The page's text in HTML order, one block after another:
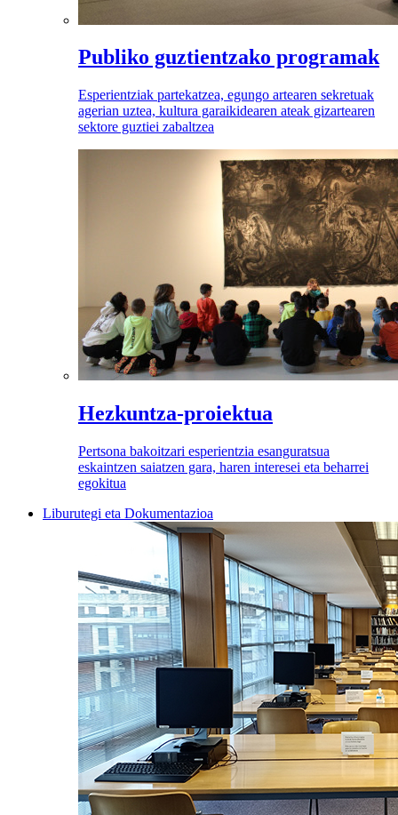
Publiko guztientzako programak
Esperientziak partekatzea, egungo artearen sekretuak
agerian uztea, kultura garaikidearen ateak gizartearen
sektore guztiei zabaltzea
Hezkuntza-proiektua
Pertsona bakoitzari esperientzia esanguratsua
eskaintzen saiatzen gara, haren interesei eta beharrei
egokitua
Liburutegi eta Dokumentazioa